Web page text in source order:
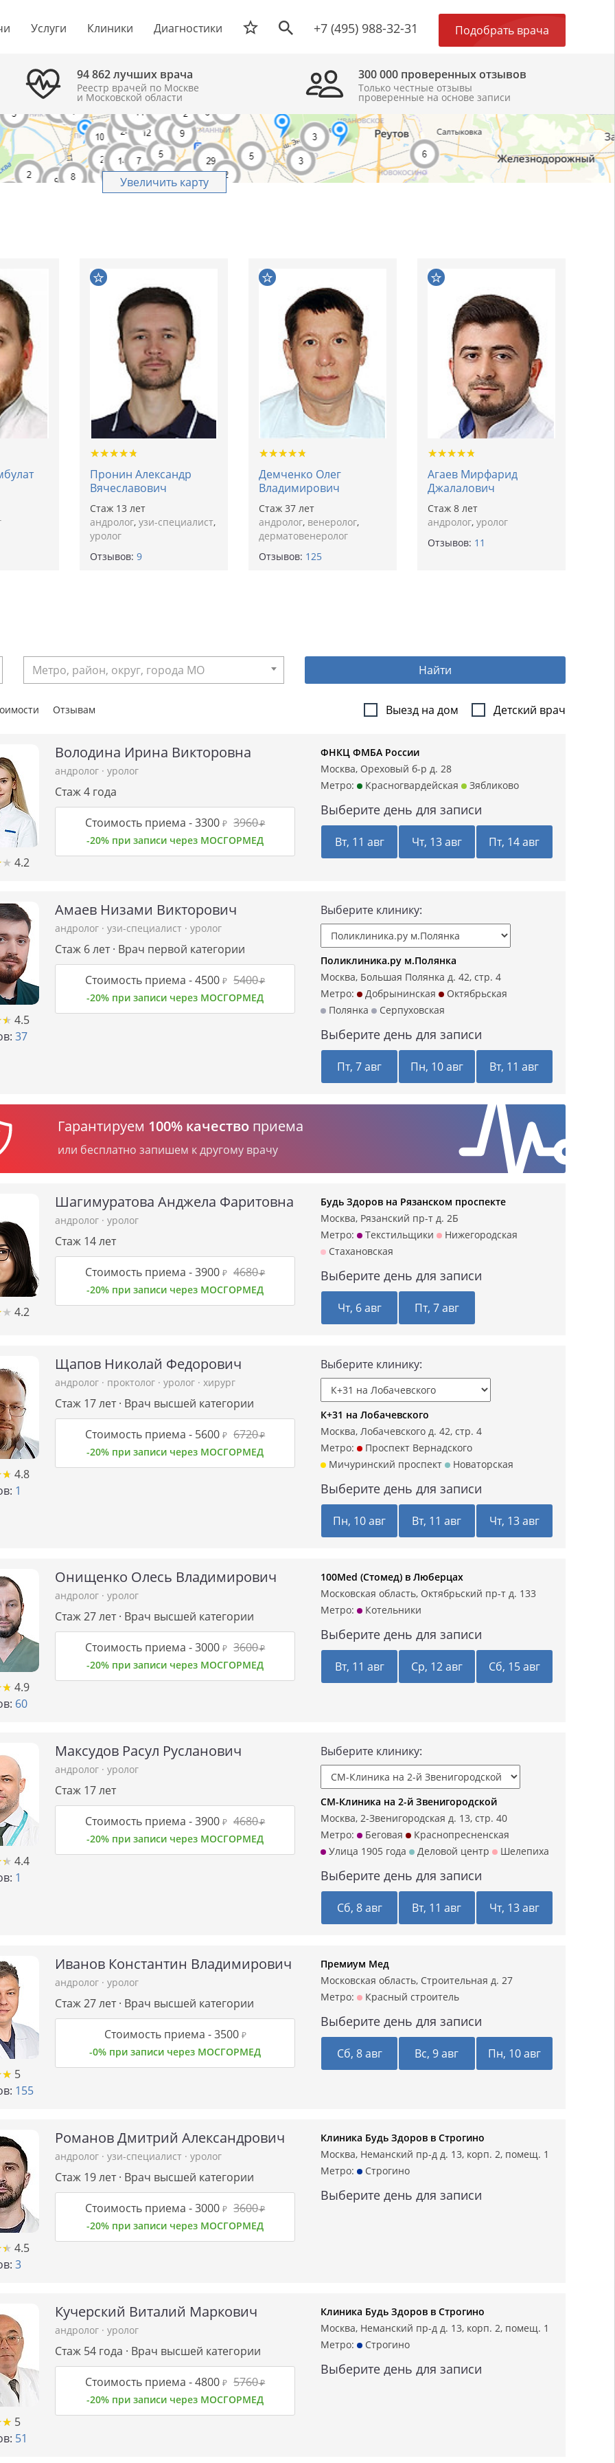
Услуги Клиники Диагностики +7 (495) 988-32-31 Подобрать врача
94 862 лучших врача
Реестр врачей по Москве
и Московской области
300 000 проверенных отзывов
Только честные отзывы
проверенные на основе записи
Увеличить карту
★★★★★
★★★★★
Пронин Александр
Вячеславович
Cтаж 13 лет
андролог, узи-специалист,
уролог
Отзывов: 9
★★★★★
★★★★★
Демченко Олег
Владимирович
Cтаж 37 лет
андролог, венеролог,
дерматовенеролог
Отзывов: 125
★★★★★
★★★★★
Агаев Мирфарид
Джалалович
Cтаж 8 лет
андролог, уролог
Отзывов: 11
Метро, район, округ, города МО Найти
Выезд на дом Детский врач
Отзывам
★
★ 4.2
Володина Ирина Викторовна
андролог ·уролог
Стаж 4 года
Стоимость приема -3300₽ 3960₽
-20% при записи через МОСГОРМЕД
ФНКЦ ФМБА России
Москва, Ореховый б-р д. 28
Метро:
Красногвардейская Зябликово
Выберите день для записи
Вт, 11 авг Чт, 13 авг Пт, 14 авг
★
★ 4.5
37
Амаев Низами Викторович
андролог ·узи-специалист ·уролог
Стаж 6 лет · Врач первой категории
Стоимость приема -4500₽ 5400₽
-20% при записи через МОСГОРМЕД
Выберите клинику:
Поликлиника.ру м.Полянка
Москва, Большая Полянка д. 42, стр. 4
Метро:
Добрынинская
Октябрьская
Полянка
Серпуховская
Выберите день для записи
Пт, 7 авг Пн, 10 авг Вт, 11 авг
Гарантируем 100% качествоприема
или бесплатно запишем к другому врачу
★
★ 4.2
Шагимуратова Анджела Фаритовна
андролог ·уролог
Стаж 14 лет
Стоимость приема -3900₽ 4680₽
-20% при записи через МОСГОРМЕД
Будь Здоров на Рязанском проспекте
Москва, Рязанский пр-т д. 2Б
Метро:
Текстильщики
Нижегородская
Стахановская
Выберите день для записи
Чт, 6 авг Пт, 7 авг
★
★ 4.8
1
Щапов Николай Федорович
андролог · проктолог ·уролог ·хирург
Стаж 17 лет · Врач высшей категории
Стоимость приема - 5600₽ 6720₽
-20% при записи через МОСГОРМЕД
Выберите клинику:
К+31 на Лобачевского
Москва, Лобачевского д. 42, стр. 4
Метро:
Проспект Вернадского
Мичуринский проспект
Новаторская
Выберите день для записи
Пн, 10 авг Вт, 11 авг Чт, 13 авг
★
★ 4.9
60
Онищенко Олесь Владимирович
андролог ·уролог
Стаж 27 лет · Врач высшей категории
Стоимость приема -3000₽ 3600₽
-20% при записи через МОСГОРМЕД
100Med (Стомед) в Люберцах
Московская область, Октябрьский пр-т д. 133
Метро:
Котельники
Выберите день для записи
Вт, 11 авг Ср, 12 авг Сб, 15 авг
★
★ 4.4
1
Максудов Расул Русланович
андролог ·уролог
Стаж 17 лет
Стоимость приема -3900₽ 4680₽
-20% при записи через МОСГОРМЕД
Выберите клинику:
СМ-Клиника на 2-й Звенигородской
Москва, 2-Звенигородская д. 13, стр. 40
Метро:
Беговая
Краснопресненская
Улица 1905 года
Деловой центр Шелепиха
Выберите день для записи
Сб, 8 авг Вт, 11 авг Чт, 13 авг
★
★ 5
155
Иванов Константин Владимирович
андролог ·уролог
Стаж 27 лет · Врач высшей категории
Стоимость приема -3500 ₽
-0% при записи через МОСГОРМЕД
Премиум Мед
Московская область, Строительная д. 27
Метро:
Красный строитель
Выберите день для записи
Сб, 8 авг Вс, 9 авг Пн, 10 авг
★
★ 4.5
3
Романов Дмитрий Александрович
андролог ·узи-специалист ·уролог
Стаж 19 лет · Врач высшей категории
Стоимость приема -3000₽ 3600₽
-20% при записи через МОСГОРМЕД
Клиника Будь Здоров в Строгино
Москва, Неманский пр-д д. 13, корп. 2, помещ. 1
Метро:
Строгино
Выберите день для записи
★
★ 5
51
Кучерский Виталий Маркович
андролог ·уролог
Стаж 54 года · Врач высшей категории
Стоимость приема -4800₽ 5760₽
-20% при записи через МОСГОРМЕД
Клиника Будь Здоров в Строгино
Москва, Неманский пр-д д. 13, корп. 2, помещ. 1
Метро:
Строгино
Выберите день для записи